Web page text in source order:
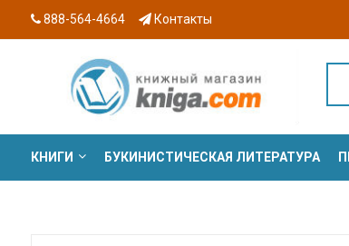
888-564-4664 Контакты
КНИГИ БУКИНИСТИЧЕСКАЯ ЛИТЕРАТУРА